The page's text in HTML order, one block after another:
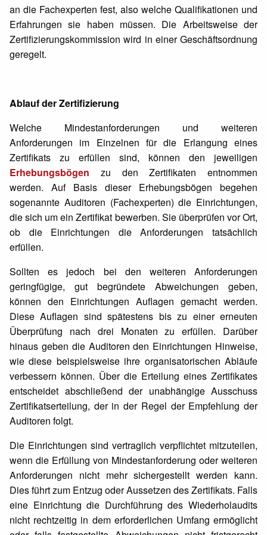
an die Fachexperten fest, also welche Qualifikationen und
Erfahrungen sie haben müssen. Die Arbeitsweise der
Zertifizierungskommission wird in einer Geschäftsordnung
geregelt.
Ablauf der Zertifizierung
Welche Mindestanforderungen und weiteren
Anforderungen im Einzelnen für die Erlangung eines
Zertifikats zu erfüllen sind, können den jeweiligen
Erhebungsbögen zu den Zertifikaten entnommen
werden. Auf Basis dieser Erhebungsbögen begehen
sogenannte Auditoren (Fachexperten) die Einrichtungen,
die sich um ein Zertifikat bewerben. Sie überprüfen vor Ort,
ob die Einrichtungen die Anforderungen tatsächlich
erfüllen.
Sollten es jedoch bei den weiteren Anforderungen
geringfügige, gut begründete Abweichungen geben,
können den Einrichtungen Auflagen gemacht werden.
Diese Auflagen sind spätestens bis zu einer erneuten
Überprüfung nach drei Monaten zu erfüllen. Darüber
hinaus geben die Auditoren den Einrichtungen Hinweise,
wie diese beispielsweise ihre organisatorischen Abläufe
verbessern können. Über die Erteilung eines Zertifikates
entscheidet abschließend der unabhängige Ausschuss
Zertifikatserteilung, der in der Regel der Empfehlung der
Auditoren folgt.
Die Einrichtungen sind vertraglich verpflichtet mitzuteilen,
wenn die Erfüllung von Mindestanforderung oder weiteren
Anforderungen nicht mehr sichergestellt werden kann.
Dies führt zum Entzug oder Aussetzen des Zertifikats. Falls
eine Einrichtung die Durchführung des Wiederholaudits
nicht rechtzeitig in dem erforderlichen Umfang ermöglicht